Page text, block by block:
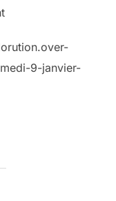
9-janvier-